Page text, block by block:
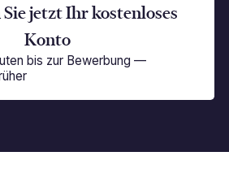
jetzt Ihr kostenloses
Konto
bis zur Bewerbung —